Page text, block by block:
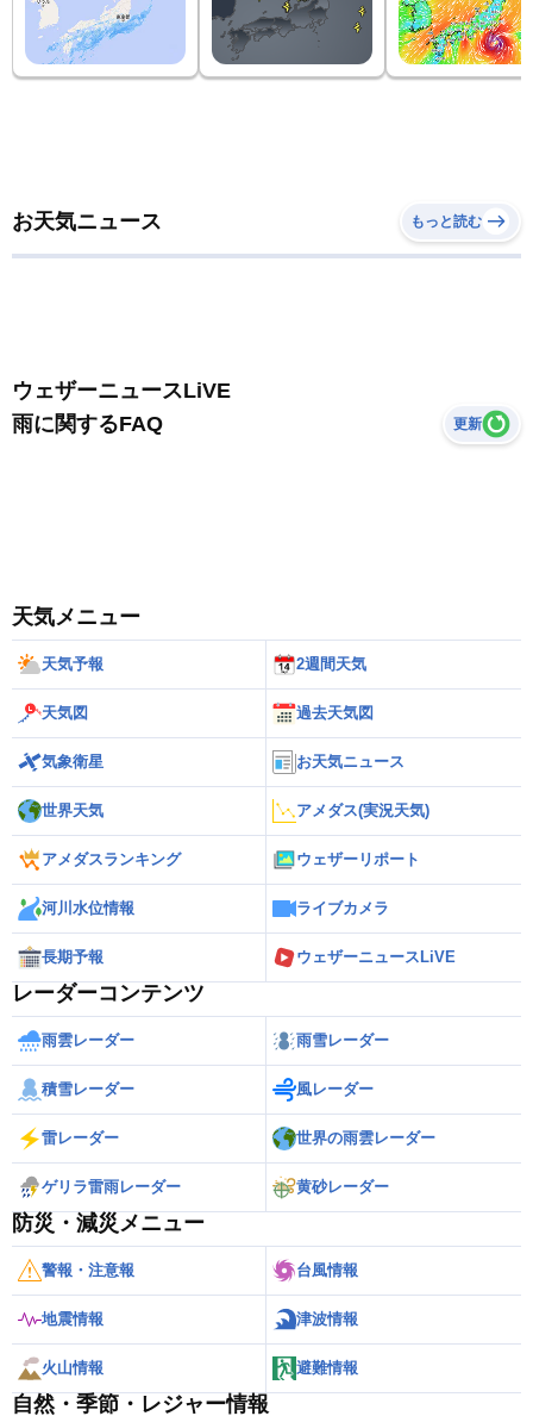
お天気ニュース もっと読む
ウェザーニュースLiVE
雨に関するFAQ
更新
天気メニュー
天気予報 2週間天気
天気図 過去天気図
気象衛星 お天気ニュース
世界天気 アメダス(実況天気)
アメダスランキング ウェザーリポート
河川水位情報 ライブカメラ
長期予報 ウェザーニュースLiVE
レーダーコンテンツ
雨雲レーダー 雨雪レーダー
積雪レーダー 風レーダー
雷レーダー 世界の雨雲レーダー
ゲリラ雷雨レーダー 黄砂レーダー
防災・減災メニュー
警報・注意報 台風情報
地震情報 津波情報
火山情報 避難情報
自然・季節・レジャー情報